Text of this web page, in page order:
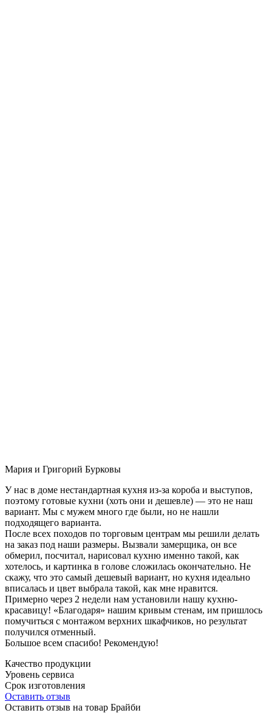
Мария и Григорий Бурковы
У нас в доме нестандартная кухня из-за короба и выступов,
поэтому готовые кухни (хоть они и дешевле) — это не наш
вариант. Мы с мужем много где были, но не нашли
подходящего варианта.
После всех походов по торговым центрам мы решили делать
на заказ под наши размеры. Вызвали замерщика, он все
обмерил, посчитал, нарисовал кухню именно такой, как
хотелось, и картинка в голове сложилась окончательно. Не
скажу, что это самый дешевый вариант, но кухня идеально
вписалась и цвет выбрала такой, как мне нравится.
Примерно через 2 недели нам установили нашу кухню-
красавицу! «Благодаря» нашим кривым стенам, им пришлось
помучиться с монтажом верхних шкафчиков, но результат
получился отменный.
Большое всем спасибо! Рекомендую!
Качество продукции
Уровень сервиса
Срок изготовления
Оставить отзыв
Оставить отзыв на товар Брайби